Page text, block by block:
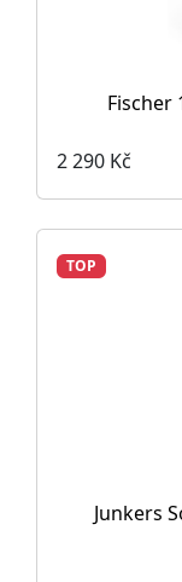
Fischer
2 290 Kč
TOP
Junkers